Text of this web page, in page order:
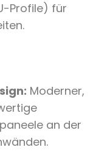
Profile) für
Moderner,
an der